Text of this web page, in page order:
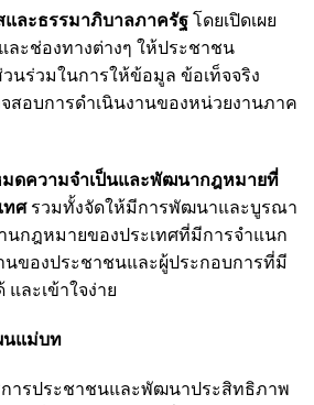
และธรรมาภิบาลภาครัฐ โดยเปิดเผย
ะช่องทางต่างๆ ให้ประชาชน
นร่วมในการให้ข้อมูล ข้อเท็จจริง
สอบการดำเนินงานของหน่วยงานภาค
มดความจำเป็นและพัฒนากฎหมายที่
ทศรวมทั้งจัดให้มีการพัฒนาและบูรณา
นกฎหมายของประเทศที่มีการจำแนก
นของประชาชนและผู้ประกอบการที่มี
และเข้าใจง่าย
นแม่บท
ารประชาชนและพัฒนาประสิทธิภาพ